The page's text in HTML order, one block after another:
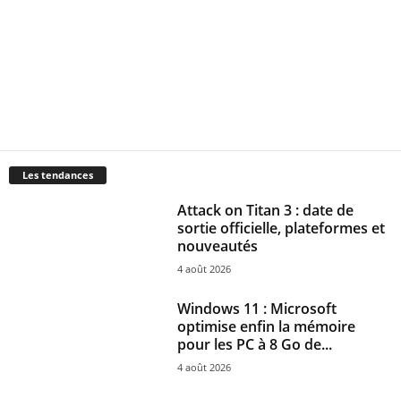
Les tendances
Attack on Titan 3 : date de
sortie officielle, plateformes et
nouveautés
4 août 2026
Windows 11 : Microsoft
optimise enfin la mémoire
pour les PC à 8 Go de...
4 août 2026